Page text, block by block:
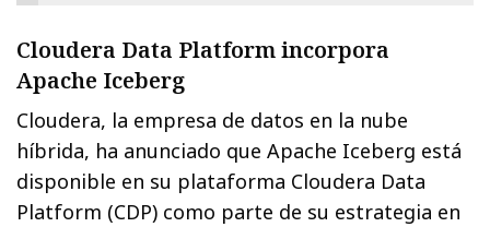
Cloudera Data Platform incorpora
Apache Iceberg
Cloudera, la empresa de datos en la nube
híbrida, ha anunciado que Apache Iceberg está
disponible en su plataforma Cloudera Data
Platform (CDP) como parte de su estrategia en